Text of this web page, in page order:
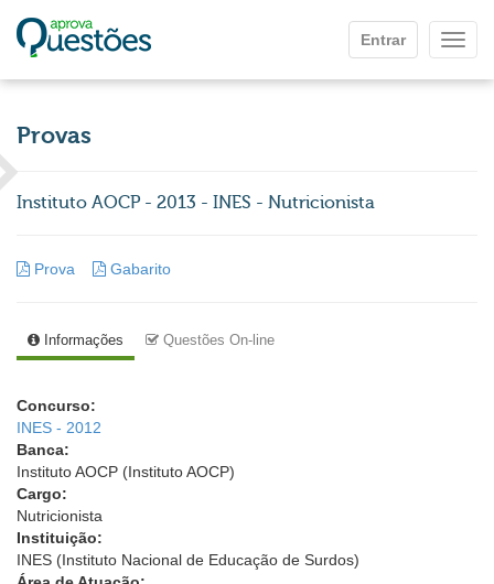
Entrar
Provas
Instituto AOCP - 2013 - INES - Nutricionista
Prova Gabarito
Informações Questões On-line
Concurso:
INES - 2012
Banca:
Instituto AOCP (Instituto AOCP)
Cargo:
Nutricionista
Instituição:
INES (Instituto Nacional de Educação de Surdos)